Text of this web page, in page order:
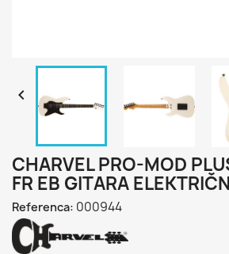

CHARVEL PRO-MOD
FR EB GITARA
Referenca: 000944